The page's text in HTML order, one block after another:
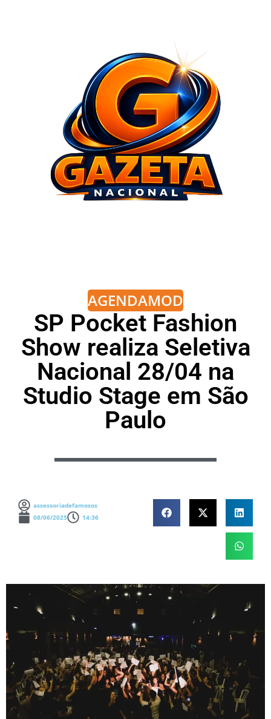
AGENDAMODA
SP Pocket Fashion
Show realiza Seletiva
Nacional 28/04 na
Studio Stage em São
Paulo
assessoriadefamosos
08/06/2025
14:36